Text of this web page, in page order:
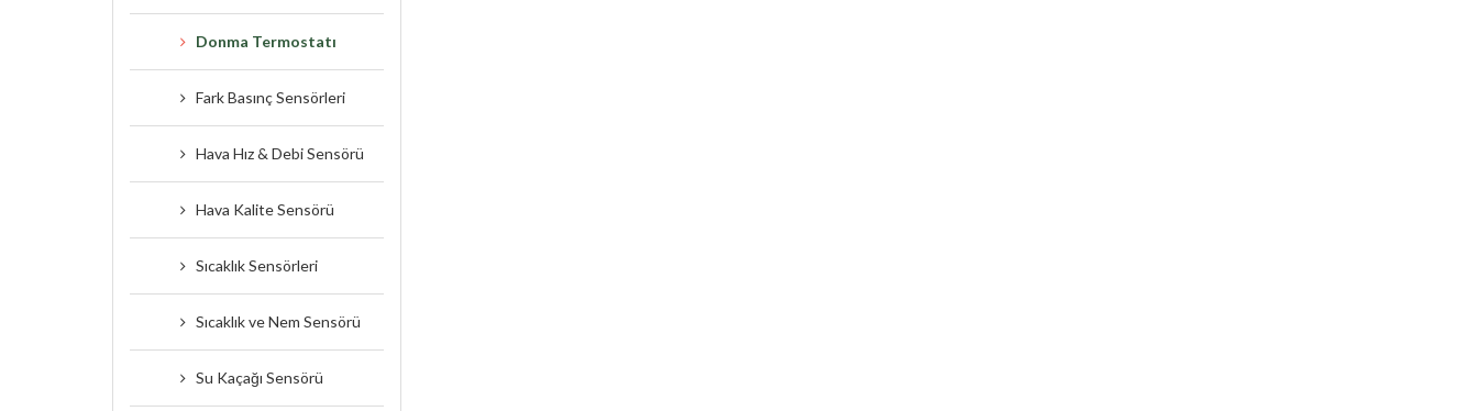
Donma Termostatı
Fark Basınç Sensörleri
Hava Hız & Debi Sensörü
Hava Kalite Sensörü
Sıcaklık Sensörleri
Sıcaklık ve Nem Sensörü
Su Kaçağı Sensörü